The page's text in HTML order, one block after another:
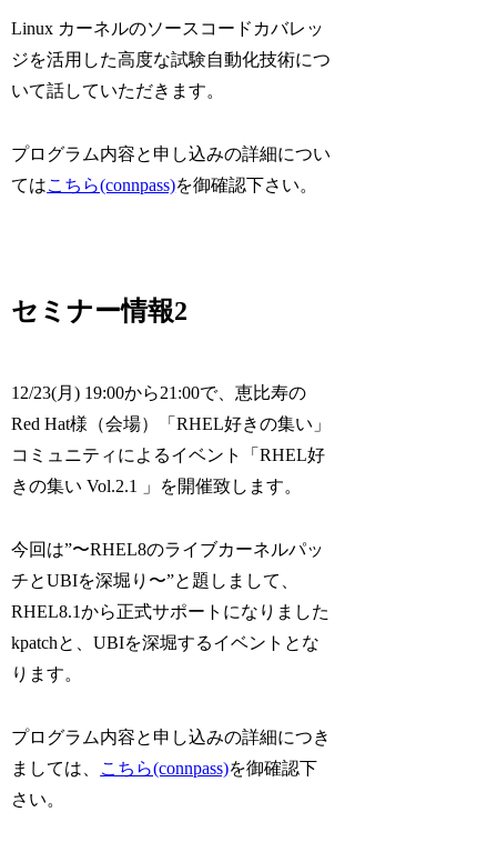
Linux カーネルのソースコードカバレッ
ジを活用した高度な試験自動化技術につ
いて話していただきます。
プログラム内容と申し込みの詳細につい
てはこちら(connpass)を御確認下さい。
セミナー情報2
12/23(月) 19:00から21:00で、恵比寿の
Red Hat様（会場）「RHEL好きの集い」
コミュニティによるイベント「RHEL好
きの集い Vol.2.1 」を開催致します。
今回は”〜RHEL8のライブカーネルパッ
チとUBIを深堀り〜”と題しまして、
RHEL8.1から正式サポートになりました
kpatchと、UBIを深堀するイベントとな
ります。
プログラム内容と申し込みの詳細につき
ましては、
こちら(connpass)を御確認下
さい。